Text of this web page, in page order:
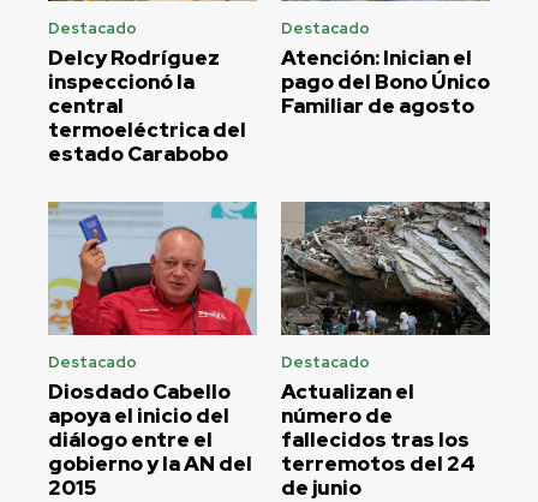
Destacado
Delcy Rodríguez
inspeccionó la
central
termoeléctrica del
estado Carabobo
Destacado
Atención: Inician el
pago del Bono Único
Familiar de agosto
Destacado
Diosdado Cabello
apoya el inicio del
diálogo entre el
gobierno y la AN del
2015
Destacado
Actualizan el
número de
fallecidos tras los
terremotos del 24
de junio